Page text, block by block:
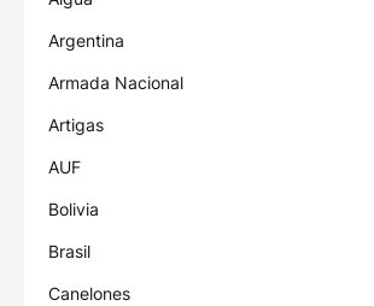
Argentina
Armada Nacional
Artigas
AUF
Bolivia
Brasil
Canelones